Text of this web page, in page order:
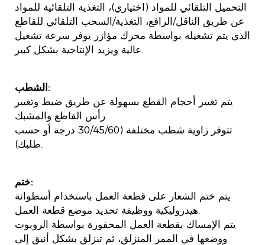
التحميل التلقائي للمواد (اختياري)، التغذية التلقائية للمواد
عن طريق الناقل/الرافع، التغذية/السحب التلقائي للقاطع
الذي يتم تشغيله بواسطة محرك مؤازر يوفر سرعة تشغيل
الشطب:
يتم تغيير أحجام القطع بسهولة عن طريق ضبط وتغيير
تتوفر زاوية شطب مختلفة (30/45/60 درجة أو حسب
ختم:
يتم ختم الشعار على قطعة العمل باستخدام أسطوانة
يتم الإمساك بقطعة العمل المحفورة بواسطة الروبوت
ووضعها في الممر المنزلق، ثم تنزلق بشكل أنيق إلى